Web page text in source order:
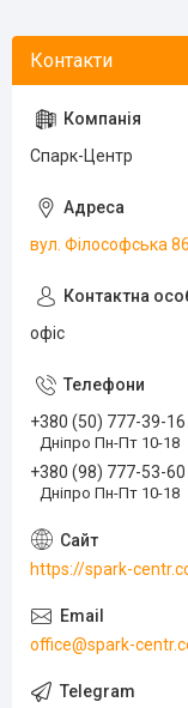
Спарк-Центр
вул. Філософська
офіс
+380 (50) 777-39-16
Дніпро Пн-Пт 10-18
+380 (98) 777-53-60
Дніпро Пн-Пт 10-18
https://spark-
office@spark-